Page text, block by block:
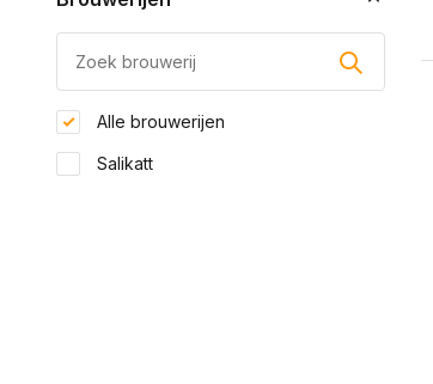
Alle brouwerijen
Salikatt